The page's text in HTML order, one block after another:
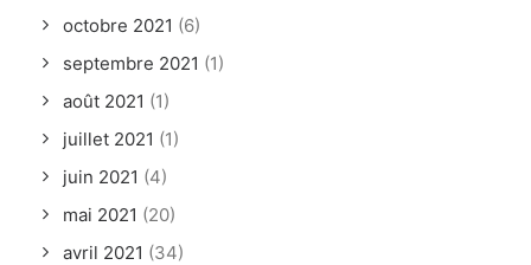
octobre 2021 (6)
septembre 2021 (1)
août 2021 (1)
juillet 2021 (1)
juin 2021 (4)
mai 2021 (20)
avril 2021 (34)